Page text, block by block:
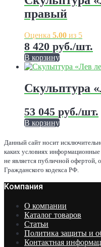
правый
Оценка 5.00 из 5
8 420 руб./шт.
В корзину
Скульптура
53 045 руб./шт.
В корзину
товар
имеет
несколько
вариаций.
можно
на
странице
товара.
Данный сайт носит
каких условиях
не является публичной
Гражданского кодекса РФ.
Компания
О компании
Каталог товаров
Статьи
Политика защиты и
Контактная